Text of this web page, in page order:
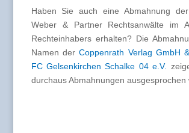
Haben Sie auch eine Abmahnung
Weber & Partner Rechtsanwälte im
Rechteinhabers erhalten? Die
Namen derCoppenrath Verlag GmbH
FC Gelsenkirchen Schalke 04 e.V.
durchaus Abmahnungen ausgesprochen